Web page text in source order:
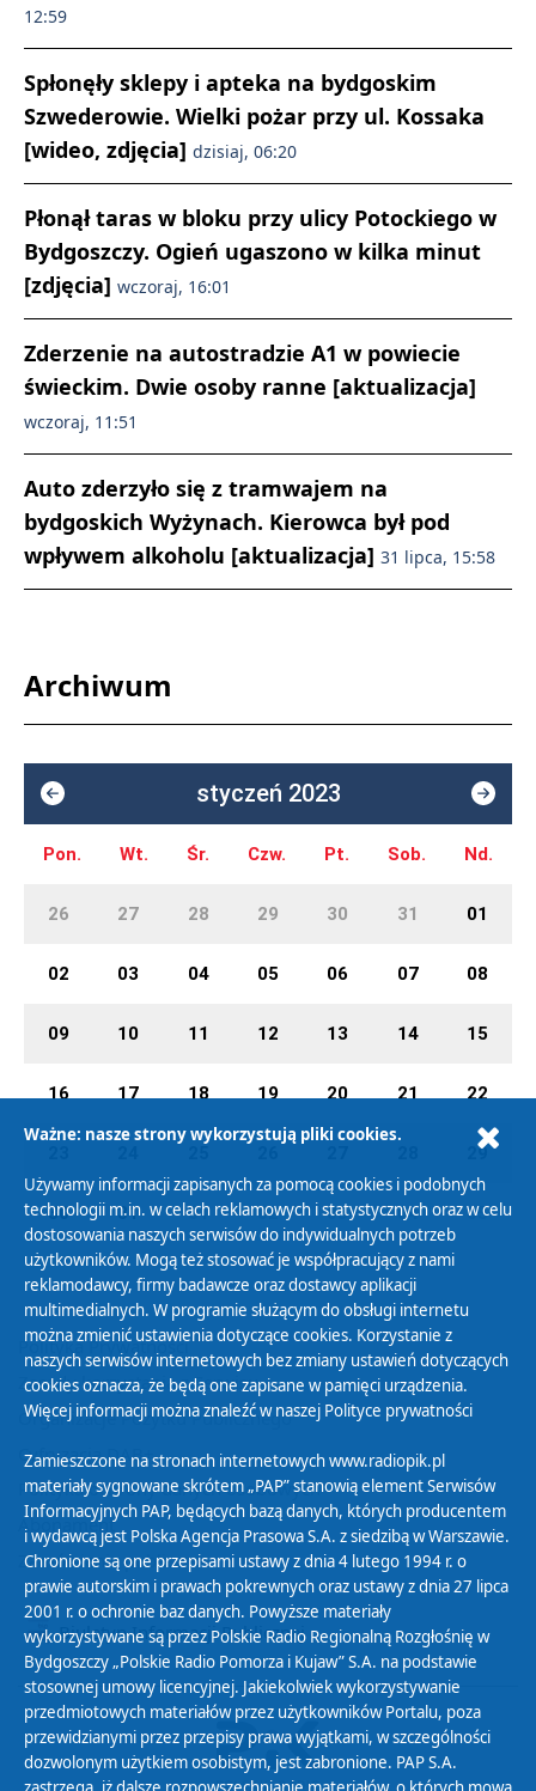
12:59
Spłonęły sklepy i apteka na bydgoskim
Szwederowie. Wielki pożar przy ul. Kossaka
[wideo, zdjęcia] dzisiaj, 06:20
Płonął taras w bloku przy ulicy Potockiego w
Bydgoszczy. Ogień ugaszono w kilka minut
[zdjęcia] wczoraj, 16:01
Zderzenie na autostradzie A1 w powiecie
świeckim. Dwie osoby ranne [aktualizacja]
wczoraj, 11:51
Auto zderzyło się z tramwajem na
bydgoskich Wyżynach. Kierowca był pod
wpływem alkoholu [aktualizacja] 31 lipca, 15:58
Archiwum
styczeń 2023
Pon. Wt. Śr. Czw. Pt. Sob. Nd.
26 27 28 29 30 31 01
02 03 04 05 06 07 08
09 10 11 12 13 14 15
16 17 18 19 20 21 22
29
30 31 01 02 03 04 05
Polityka Prywatności
Zasady korzystania z Serwisu
Organizacje Pożytku Publicznego
Cyfryzacja DAB+
Polityka ochrony danych osobowych
Abonament
Zamówienia publiczne
Biuletyn Informacji Publicznej
Ważne: nasze strony wykorzystują pliki cookies.
Używamy informacji zapisanych za pomocą cookies i podobnych
technologii m.in. w celach reklamowych i statystycznych oraz w celu
dostosowania naszych serwisów do indywidualnych potrzeb
użytkowników. Mogą też stosować je współpracujący z nami
reklamodawcy, firmy badawcze oraz dostawcy aplikacji
multimedialnych. W programie służącym do obsługi internetu
można zmienić ustawienia dotyczące cookies. Korzystanie z
naszych serwisów internetowych bez zmiany ustawień dotyczących
cookies oznacza, że będą one zapisane w pamięci urządzenia.
Więcej informacji można znaleźć w naszej Polityce prywatności
Zamieszczone na stronach internetowych www.radiopik.pl
materiały sygnowane skrótem „PAP” stanowią element Serwisów
Informacyjnych PAP, będących bazą danych, których producentem
i wydawcą jest Polska Agencja Prasowa S.A. z siedzibą w Warszawie.
Chronione są one przepisami ustawy z dnia 4 lutego 1994 r. o
prawie autorskim i prawach pokrewnych oraz ustawy z dnia 27 lipca
2001 r. o ochronie baz danych. Powyższe materiały
wykorzystywane są przez Polskie Radio Regionalną Rozgłośnię w
Bydgoszczy „Polskie Radio Pomorza i Kujaw” S.A. na podstawie
stosownej umowy licencyjnej. Jakiekolwiek wykorzystywanie
przedmiotowych materiałów przez użytkowników Portalu, poza
przewidzianymi przez przepisy prawa wyjątkami, w szczególności
dozwolonym użytkiem osobistym, jest zabronione. PAP S.A.